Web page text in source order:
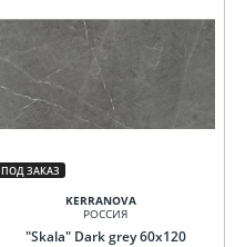
ПОД ЗАКАЗ
KERRANOVA
РОССИЯ
"Skala" Dark grey 60х120